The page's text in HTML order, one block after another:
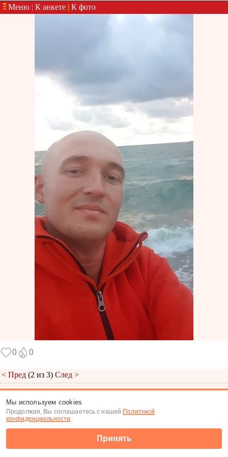
Меню | К анкете | К фото
0 0
< Пред (2 из 3) След >
(c) Tabor.ru 2026
Мы используем cookies
Продолжая, Вы соглашаетесь с нашей Политикой
конфиденциальности.
Принять